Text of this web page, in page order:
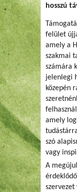
hosszú
felület
amely a
szakmai
számára
jelenlegi
közepén
amely
szó
vagy
A